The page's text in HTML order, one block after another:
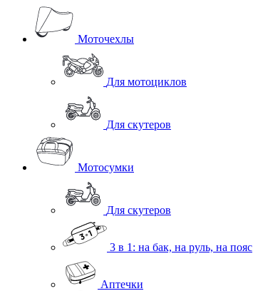
Моточехлы
Для мотоциклов
Для скутеров
Мотосумки
Для скутеров
3 в 1: на бак, на руль, на пояс
Аптечки